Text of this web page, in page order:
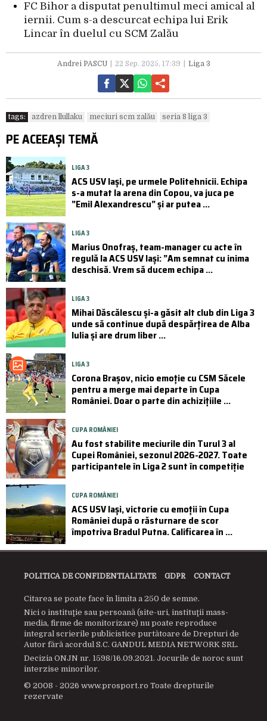
FC Bihor a disputat penultimul meci amical al
iernii. Cum s-a descurcat echipa lui Erik
Lincar în duelul cu SCM Zalău
Andrei PASCU 22 Sep. 2025, 17:39 Liga 3
tags: azdren llullaku meciuri scm zalău seria 8 liga 3
PE ACEEAȘI TEMĂ
LIGA 3
ACS USV Iași, pe urmele Politehnicii. Echipa
s-a mutat la arena din Copou, va juca pe
”Emil Alexandrescu” și ar putea ...
LIGA 3
Marius Onofraș, team-manager cu acte în
regulă la ACS USV Iași: ”Am semnat cu inima
deschisă. Vrem să ducem echipa ...
LIGA 3
Mihai Dăscălescu și-a găsit alt club din Liga 3
unde să continue după despărțirea de Alba
Iulia și are drum liber ...
LIGA 3
Corona Brașov, nicio emoție cu CSM Săcele
pentru a merge mai departe în Cupa
României. Doar o parte din achizițiile ...
CUPA ROMÂNIEI
Au fost stabilite meciurile din Turul 3 al
Cupei României, sezonul 2026-2027. Toate
participantele în Liga 2 sunt în competiție
CUPA ROMÂNIEI
ACS USV Iași, victorie cu emoții în Cupa
României după o răsturnare de scor
împotriva Bradul Putna. Calificarea în ...
POLITICA DE CONFIDENTIALITATE GDPR CONTACT
Citarea se poate face în limita a 250 de semne.
Nici o instituţie sau persoană (site-uri, instituţii mass-
media, firme de monitorizare) nu poate reproduce
integral scrierile publicistice purtătoare de Drepturi de
Autor fără acordul S.C. GANDUL MEDIA NETWORK SRL.
Decizia ONJN nr. 1598/16.09.2021. Jocurile de noroc sunt
interzise minorilor.
© 2008 - 2026 www.prosport.ro Toate drepturile
rezervate